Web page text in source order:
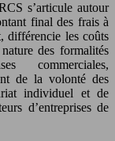
s’articule autour
final des frais à
différencie les coûts
des formalités
commerciales,
de la volonté des
individuel et de
d’entreprises de